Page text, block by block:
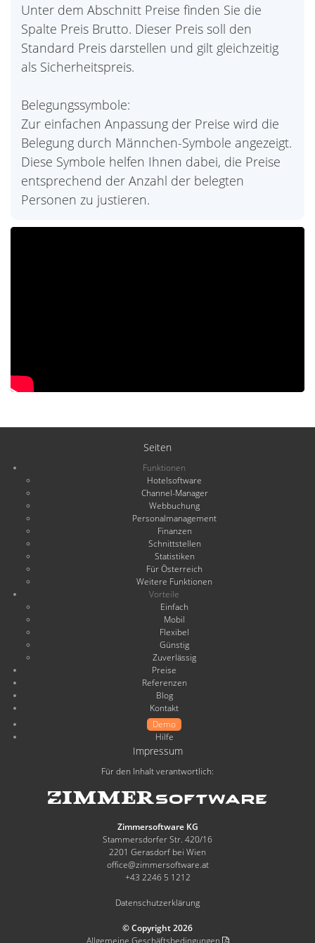
Unter dem Abschnitt Preise finden Sie die
Spalte Preis Brutto. Dieser Preis soll den
Standard Preis darstellen und gilt gleichzeitig
als Sicherheitspreis.
Belegungssymbole:
Zur einfachen Anpassung der Preise wird die
Belegung durch Männchen-Symbole angezeigt.
Diese Symbole helfen Ihnen dabei, die Preise
entsprechend der Anzahl der belegten
Personen zu justieren.
Seiten
Funktionen
Hotelsoftware
Channel-Manager
Webbuchung
Personalmanagement
Finanzen
Schnittstellen
Statistiken
Für Österreich
Weitere Funktionen
Vorteile
Einfach
Mobil
Flexibel
Günstig
Zuverlässig
Preise
Referenzen
Blog
Kontakt
Demo
Hilfe
Impressum
Für den Inhalt verantwortlich:
Zimmersoftware KG
Stammersdorfer Str. 420/16
2201 Gerasdorf bei Wien
office@zimmersoftware.at
+43 2246 5 1212
Datenschutzerklärung
© Copyright 2026
Allgemeine Geschäftsbedingungen